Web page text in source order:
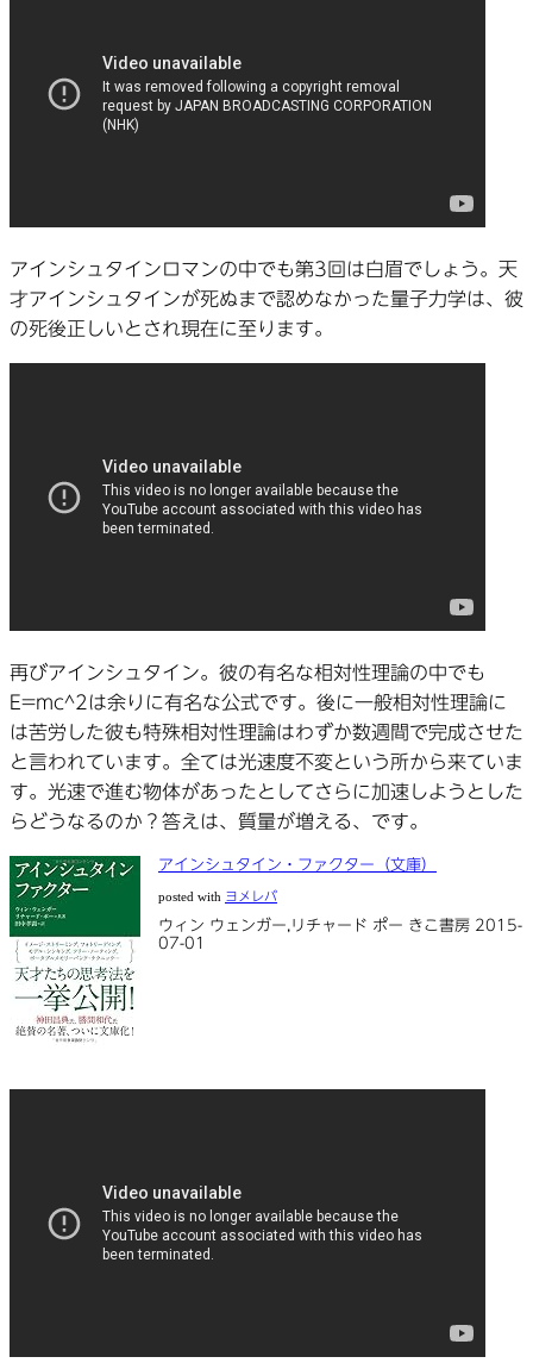
アインシュタインロマンの中でも第3回は白眉でしょう。天
才アインシュタインが死ぬまで認めなかった量子力学は、彼
の死後正しいとされ現在に至ります。
再びアインシュタイン。彼の有名な相対性理論の中でも
E=mc^2は余りに有名な公式です。後に一般相対性理論に
は苦労した彼も特殊相対性理論はわずか数週間で完成させた
と言われています。全ては光速度不変という所から来ていま
す。光速で進む物体があったとしてさらに加速しようとした
らどうなるのか？答えは、質量が増える、です。
アインシュタイン・ファクター（文庫）
posted with ヨメレバ
ウィン ウェンガー,リチャード ポー きこ書房 2015-
07-01